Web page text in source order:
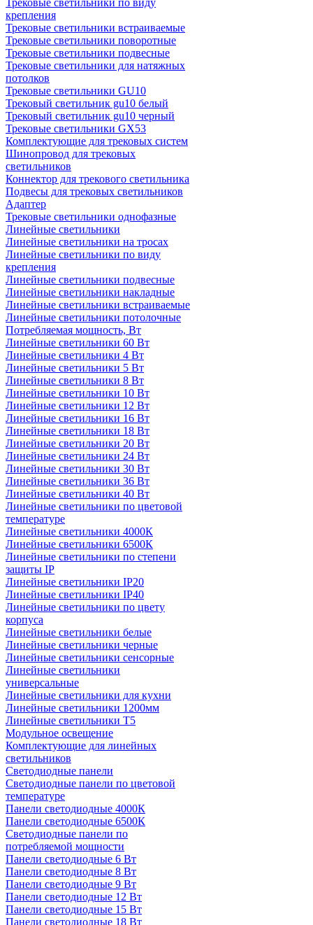
Трековые светильники по виду
крепления
Трековые светильники встраиваемые
Трековые светильники поворотные
Трековые светильники подвесные
Трековые светильники для натяжных
потолков
Трековые светильники GU10
Трековый светильник gu10 белый
Трековый светильник gu10 черный
Трековые светильники GX53
Комплектующие для трековых систем
Шинопровод для трековых
светильников
Коннектор для трекового светильника
Подвесы для трековых светильников
Адаптер
Трековые светильники однофазные
Линейные светильники
Линейные светильники на тросах
Линейные светильники по виду
крепления
Линейные светильники подвесные
Линейные светильники накладные
Линейные светильники встраиваемые
Линейные светильники потолочные
Потребляемая мощность, Вт
Линейные светильники 60 Вт
Линейные светильники 4 Вт
Линейные светильники 5 Вт
Линейные светильники 8 Вт
Линейные светильники 10 Вт
Линейные светильники 12 Вт
Линейные светильники 16 Вт
Линейные светильники 18 Вт
Линейные светильники 20 Вт
Линейные светильники 24 Вт
Линейные светильники 30 Вт
Линейные светильники 36 Вт
Линейные светильники 40 Вт
Линейные светильники по цветовой
температуре
Линейные светильники 4000К
Линейные светильники 6500К
Линейные светильники по степени
защиты IP
Линейные светильники IP20
Линейные светильники IP40
Линейные светильники по цвету
корпуса
Линейные светильники белые
Линейные светильники черные
Линейные светильники сенсорные
Линейные светильники
универсальные
Линейные светильники для кухни
Линейные светильники 1200мм
Линейные светильники Т5
Модульное освещение
Комплектующие для линейных
светильников
Светодиодные панели
Светодиодные панели по цветовой
температуре
Панели светодиодные 4000К
Панели светодиодные 6500К
Светодиодные панели по
потребляемой мощности
Панели светодиодные 6 Вт
Панели светодиодные 8 Вт
Панели светодиодные 9 Вт
Панели светодиодные 12 Вт
Панели светодиодные 15 Вт
Панели светодиодные 18 Вт